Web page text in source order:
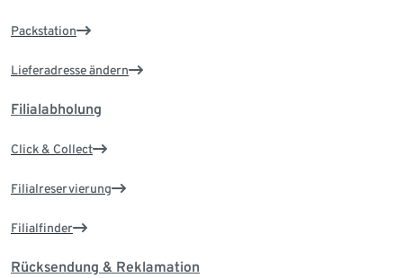
Packstation
Lieferadresse ändern
Filialabholung
Click & Collect
Filialreservierung
Filialfinder
Rücksendung & Reklamation